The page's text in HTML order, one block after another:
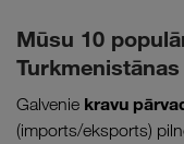
Mūsu 10
Galvenie kravu
(imports/eksports)